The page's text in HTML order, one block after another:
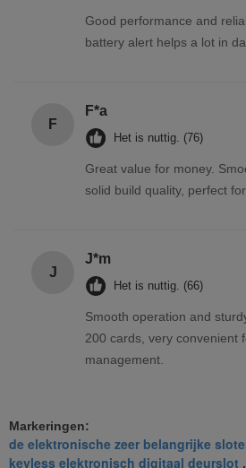
Good performance and
battery alert helps a lot in
F
F*a
Het is nuttig. (76)
Great value for money.
solid build quality, perfect
J
J*m
Het is nuttig. (66)
Smooth operation and
200 cards, very convenient
management.
Markeringen:
de elektronische zeer belangrijke
keyless elektronisch digitaal deurslot ,